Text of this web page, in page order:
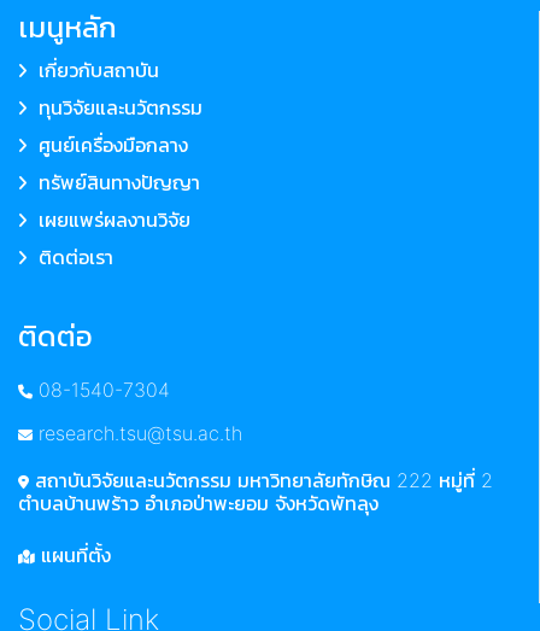
เมนูหลัก
เกี่ยวกับสถาบัน
ทุนวิจัยและนวัตกรรม
ศูนย์เครื่องมือกลาง
ทรัพย์สินทางปัญญา
เผยแพร่ผลงานวิจัย
ติดต่อเรา
ติดต่อ
08-1540-7304
research.tsu@tsu.ac.th
สถาบันวิจัยและนวัตกรรม มหาวิทยาลัยทักษิณ 222 หมู่ที่ 2
ตำบลบ้านพร้าว อำเภอป่าพะยอม จังหวัดพัทลุง
แผนที่ตั้ง
Social Link